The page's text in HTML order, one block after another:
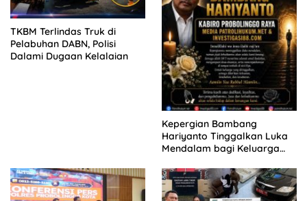
TKBM Terlindas Truk di
Pelabuhan DABN, Polisi
Dalami Dugaan Kelalaian
Kepergian Bambang
Hariyanto Tinggalkan Luka
Mendalam bagi Keluarga